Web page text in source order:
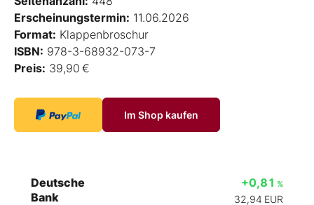
Erscheinungstermin: 11.06.2026
Format: Klappenbroschur
ISBN: 978-3-68932-073-7
Preis: 39,90 €
Im Shop kaufen
Deutsche
Bank
+0,81 %
32,94 EUR